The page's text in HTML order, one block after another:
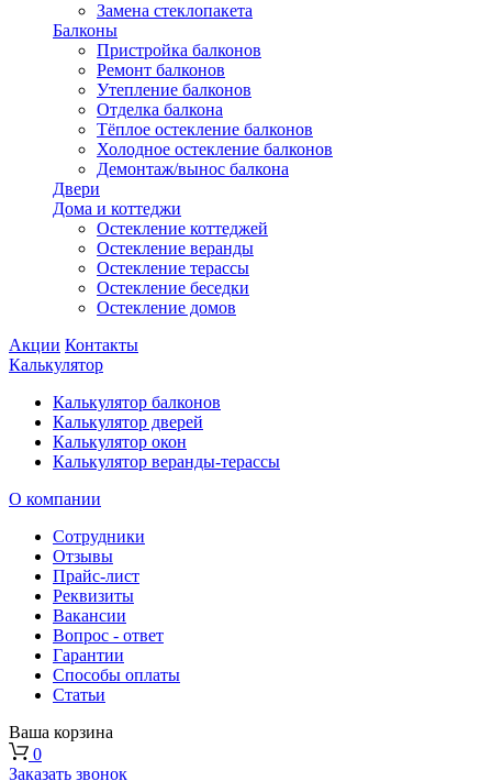
Замена стеклопакета
Балконы
Пристройка балконов
Ремонт балконов
Утепление балконов
Отделка балкона
Тёплое остекление балконов
Холодное остекление балконов
Демонтаж/вынос балкона
Двери
Дома и коттеджи
Остекление коттеджей
Остекление веранды
Остекление терассы
Остекление беседки
Остекление домов
Акции Контакты
Калькулятор
Калькулятор балконов
Калькулятор дверей
Калькулятор окон
Калькулятор веранды-терассы
О компании
Сотрудники
Отзывы
Прайс-лист
Реквизиты
Вакансии
Вопрос - ответ
Гарантии
Способы оплаты
Статьи
Ваша корзина
0
Заказать звонок